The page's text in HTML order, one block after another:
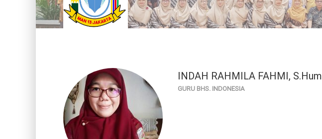
INDAH RAHMILA FAHMI, S.Hum
GURU BHS. INDONESIA